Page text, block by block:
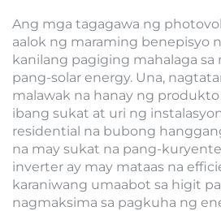
Ang mga tagagawa ng
aalok ng maraming benepisyo
kanilang pagiging mahalaga
pang-solar energy. Una,
malawak na hanay ng
ibang sukat at uri ng
residential na bubong
na may sukat na pang-
inverter ay may mataas na
karaniwang umaabot sa higit pa
nagmaksima sa pagkuha ng